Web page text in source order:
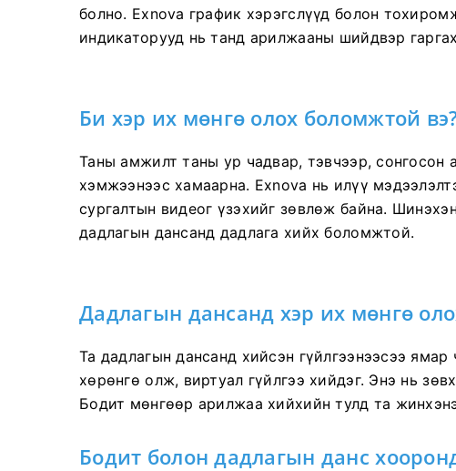
болно. Exnova график хэрэгслүүд болон
индикаторууд нь танд арилжааны шийдвэр
Би хэр их мөнгө олох боломжтой
Таны амжилт таны ур чадвар, тэвчээр, сонгосон
хэмжээнээс хамаарна. Exnova нь илүү
сургалтын видеог үзэхийг зөвлөж байна.
дадлагын дансанд дадлага хийх боломжтой.
Дадлагын дансанд хэр их мөнгө
Та дадлагын дансанд хийсэн гүйлгээнээсээ
хөрөнгө олж, виртуал гүйлгээ хийдэг. Энэ нь
Бодит мөнгөөр ​​арилжаа хийхийн тулд та
Бодит болон дадлагын данс